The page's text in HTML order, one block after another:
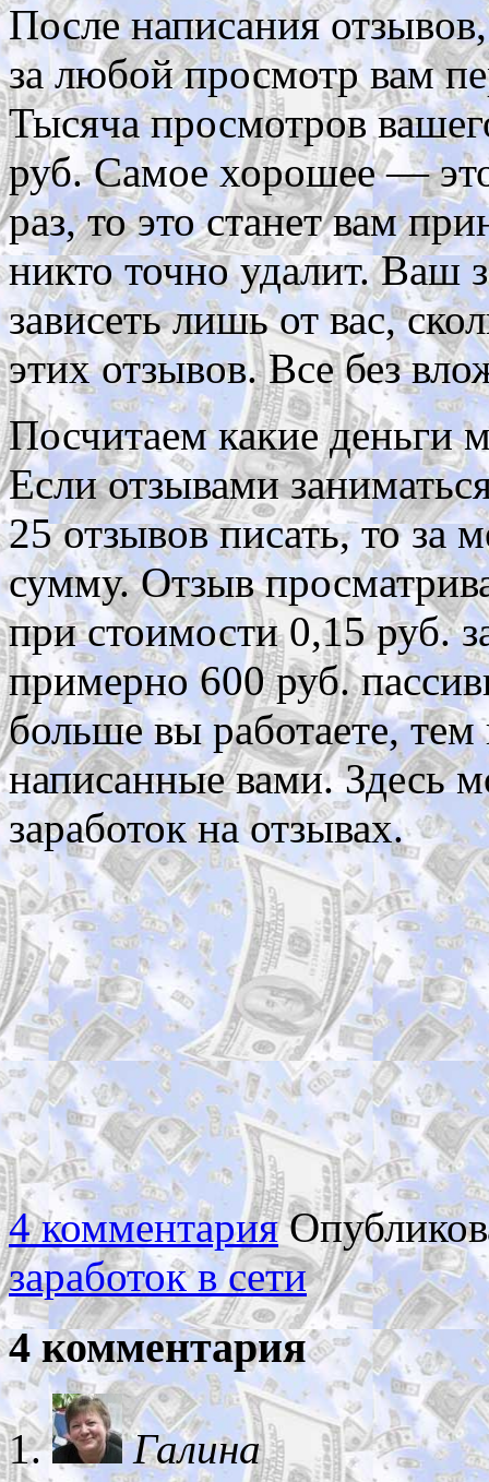
После написания
за любой просмотр вам
Тысяча просмотров
руб. Самое хорошее —
раз, то это станет вам
никто точно удалит. Ваш
зависеть лишь от вас,
этих отзывов. Все без
Посчитаем какие деньги
Если отзывами
25 отзывов писать, то за
сумму. Отзыв
при стоимости 0,15 руб.
примерно 600 руб.
больше вы работаете,
написанные вами. Здесь
заработок на отзывах.
4 комментария
заработок в сети
4 комментария
Галина